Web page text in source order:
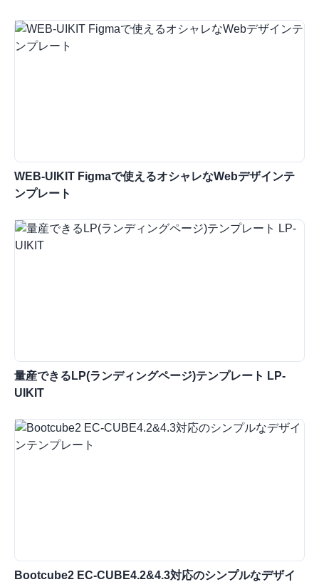
WEB-UIKIT Figmaで使えるオシャレなWebデザインテ
ンプレート
量産できるLP(ランディングページ)テンプレート LP-
UIKIT
Bootcube2 EC-CUBE4.2&4.3対応のシンプルなデザイ